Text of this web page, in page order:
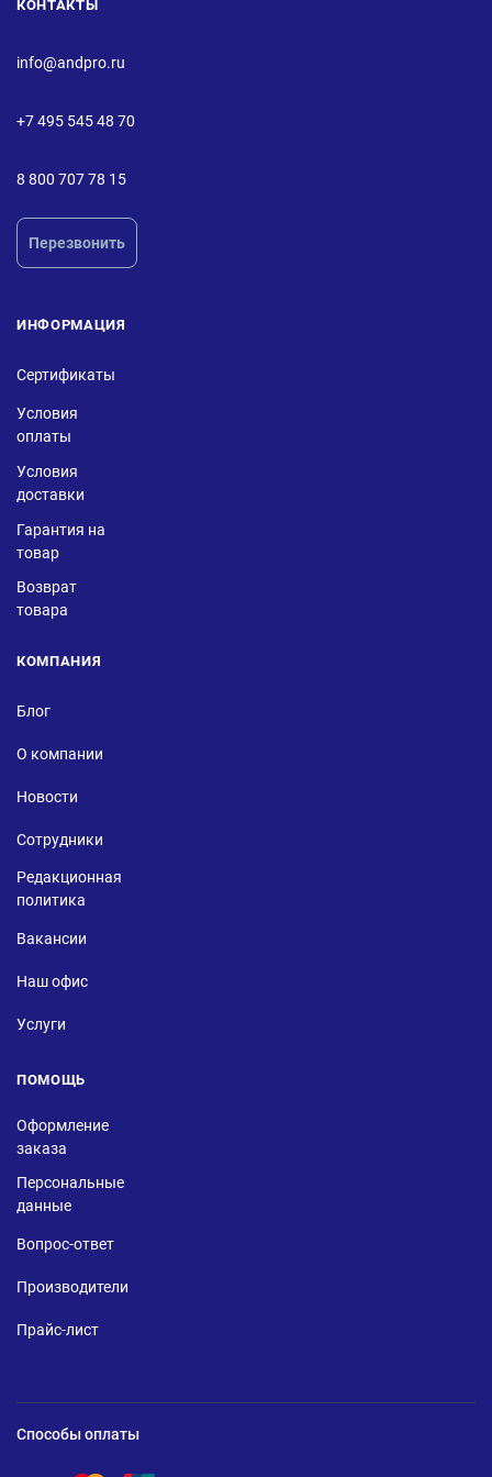
КОНТАКТЫ
info@andpro.ru
+7 495 545 48 70
8 800 707 78 15
Перезвонить
ИНФОРМАЦИЯ
Сертификаты
Условия
оплаты
Условия
доставки
Гарантия на
товар
Возврат
товара
КОМПАНИЯ
Блог
О компании
Новости
Сотрудники
Редакционная
политика
Вакансии
Наш офис
Услуги
ПОМОЩЬ
Оформление
заказа
Персональные
данные
Вопрос-ответ
Производители
Прайс-лист
Способы оплаты